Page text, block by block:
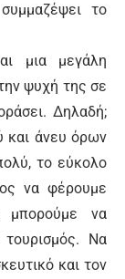
το
μια μεγάλη
ψυχή της σε
Δηλαδή;
και άνευ όρων
το εύκολο
να φέρουμε
να
τουρισμός. Να
και τον